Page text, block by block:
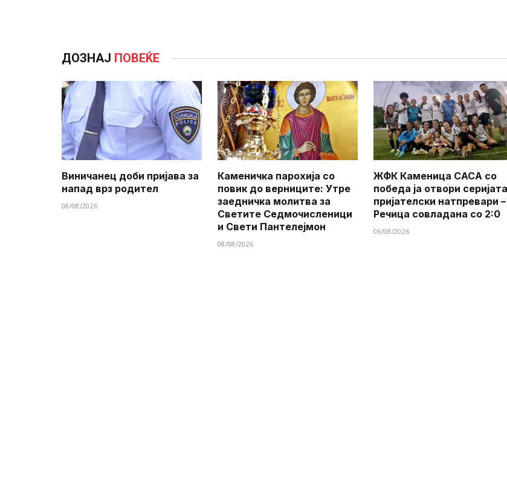
ДОЗНАЈ ПОВЕЌЕ
Виничанец доби пријава за
напад врз родител
08/08/2026
Каменичка парохија со
повик до верниците: Утре
заедничка молитва за
Светите Седмочисленици
и Свети Пантелејмон
08/08/2026
ЖФК Каменица САСА со
победа ја отвори серијата
пријателски натпревари –
Речица совладана со 2:0
06/08/2026